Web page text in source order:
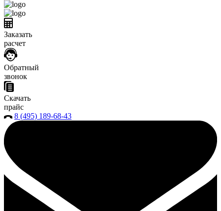
Заказать
расчет
Обратный
звонок
Скачать
прайс
8 (495) 189-68-43